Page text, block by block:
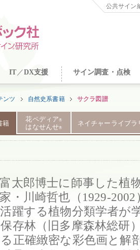
公共サイン
IT ／DX支援 サイン調査・点検
ンツ 自然史系書籍 サクラ図譜
籍
花ペディア®
はなせんせ®
ネイチャーライブラ
太郎博士に師事した植
・川崎哲也（1929-
躍する植物分類学者が
存林（旧多摩森林総研
正確緻密な彩色画と解